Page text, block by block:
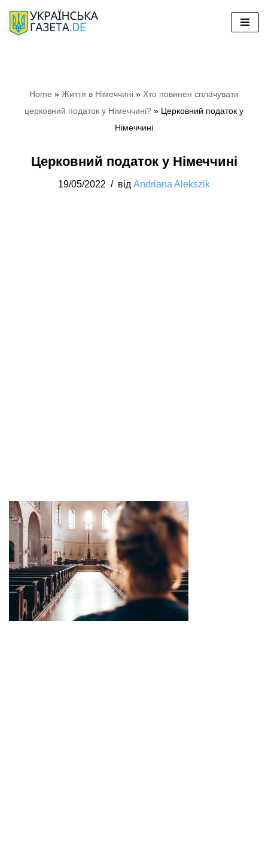
Перейти
Home » Життя в Німеччині » Хто повинен сплачувати
церковний податок у Німеччині? » Церковний податок у
Німеччині
Церковний податок у Німеччині
19/05/2022 від Andriana Alekszik